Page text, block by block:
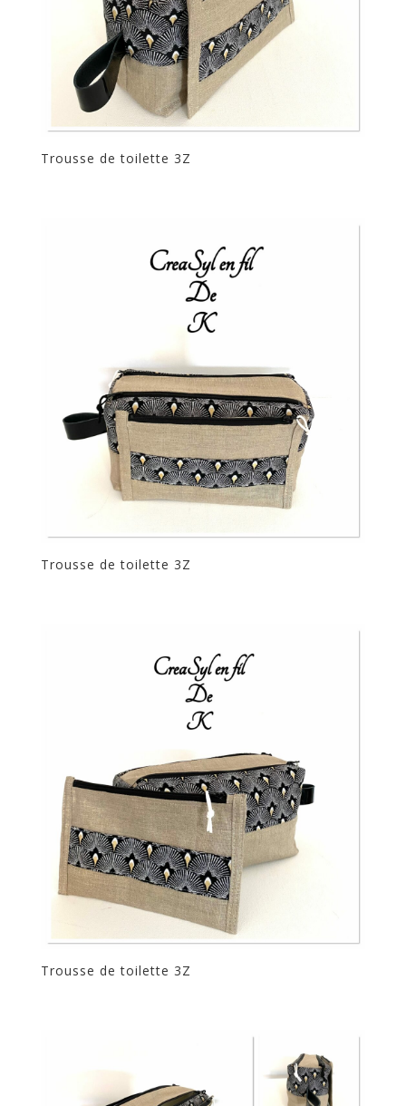
Trousse de toilette 3Z
Trousse de toilette 3Z
Trousse de toilette 3Z